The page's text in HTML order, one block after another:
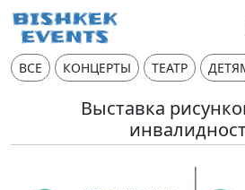
ВСЕ КОНЦЕРТЫ ТЕАТР
Выставка